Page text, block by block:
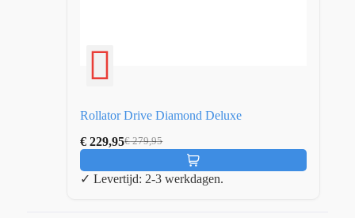
Rollator Drive Diamond Deluxe
✓ Levertijd: 2-3 werkdagen.
€279,95
€ 229,95